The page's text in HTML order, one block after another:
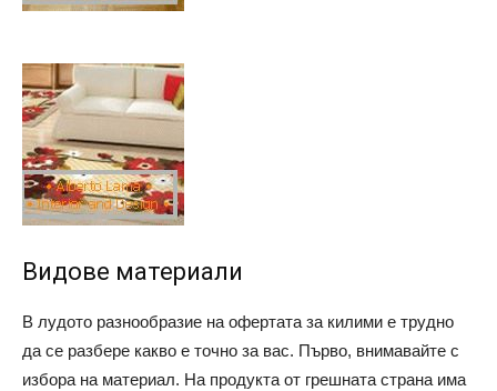
Видове материали
В лудото разнообразие на офертата за килими е трудно
да се разбере какво е точно за вас. Първо, внимавайте с
избора на материал. На продукта от грешната страна има